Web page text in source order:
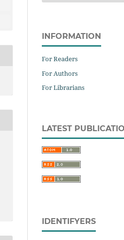
INFORMATION
For Readers
For Authors
For Librarians
LATEST
IDENTIFYERS